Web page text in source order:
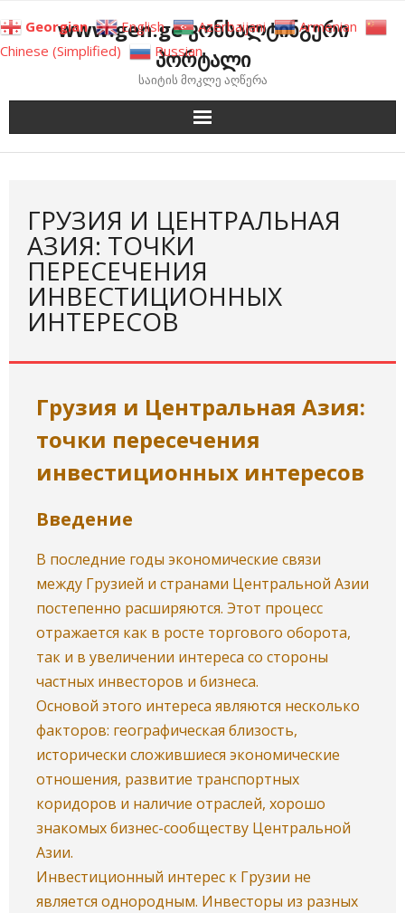
to
content
www.gen.ge კონსალტინგური
პორტალი
საიტის მოკლე აღწერა
ГРУЗИЯ И ЦЕНТРАЛЬНАЯ
АЗИЯ: ТОЧКИ
ПЕРЕСЕЧЕНИЯ
ИНВЕСТИЦИОННЫХ
ИНТЕРЕСОВ
Грузия и Центральная Азия:
точки пересечения
инвестиционных интересов
Введение
В последние годы экономические связи
между Грузией и странами Центральной Азии
постепенно расширяются. Этот процесс
отражается как в росте торгового оборота,
так и в увеличении интереса со стороны
частных инвесторов и бизнеса.
Основой этого интереса являются несколько
факторов: географическая близость,
исторически сложившиеся экономические
отношения, развитие транспортных
коридоров и наличие отраслей, хорошо
знакомых бизнес-сообществу Центральной
Азии.
Инвестиционный интерес к Грузии не
является однородным. Инвесторы из разных
Georgian English Azerbaijani
Armenian
Chinese (Simplified)
Russian